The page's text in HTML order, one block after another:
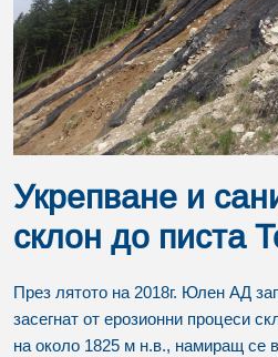
Укрепване и
склон до писта
През лятото на 2018г. Юлен АД
засегнат от ерозионни процеси
на около 1825 м н.в., намиращ се